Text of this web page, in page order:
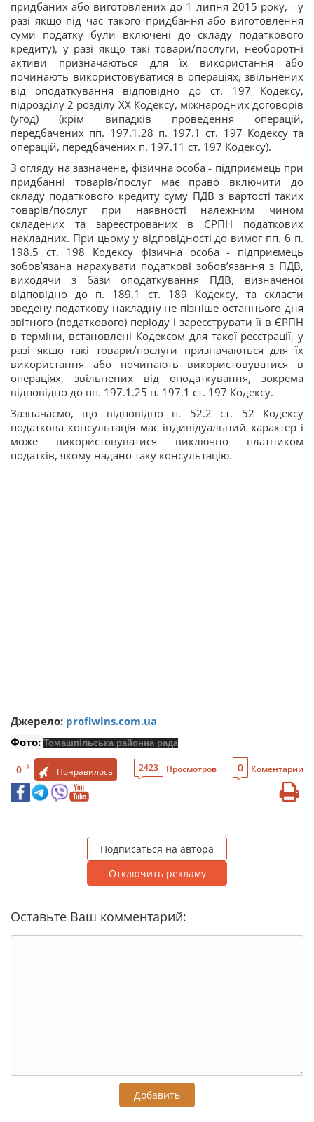
придбаних або виготовлених до 1 липня 2015 року, - у
разі якщо під час такого придбання або виготовлення
суми податку були включені до складу податкового
кредиту), у разі якщо такі товари/послуги, необоротні
активи призначаються для їх використання або
починають використовуватися в операціях, звільнених
від оподаткування відповідно до ст. 197 Кодексу,
підрозділу 2 розділу XX Кодексу, міжнародних договорів
(угод) (крім випадків проведення операцій,
передбачених пп. 197.1.28 п. 197.1 ст. 197 Кодексу та
операцій, передбачених п. 197.11 ст. 197 Кодексу).
З огляду на зазначене, фізична особа - підприємець при
придбанні товарів/послуг має право включити до
складу податкового кредиту суму ПДВ з вартості таких
товарів/послуг при наявності належним чином
складених та зареєстрованих в ЄРПН податкових
накладних. При цьому у відповідності до вимог пп. б п.
198.5 ст. 198 Кодексу фізична особа - підприємець
зобов’язана нарахувати податкові зобов’язання з ПДВ,
виходячи з бази оподаткування ПДВ, визначеної
відповідно до п. 189.1 ст. 189 Кодексу, та скласти
зведену податкову накладну не пізніше останнього дня
звітного (податкового) періоду і зареєструвати її в ЄРПН
в терміни, встановлені Кодексом для такої реєстрації, у
разі якщо такі товари/послуги призначаються для їх
використання або починають використовуватися в
операціях, звільнених від оподаткування, зокрема
відповідно до пп. 197.1.25 п. 197.1 ст. 197 Кодексу.
Зазначаємо, що відповідно п. 52.2 ст. 52 Кодексу
податкова консультація має індивідуальний характер і
може використовуватися виключно платником
податків, якому надано таку консультацію.
Джерело: profiwins.com.ua
Фото: Томашпільська районна рада
0 Понравилось 2423 Просмотров 0 Коментарии
Подписаться на автора
Отключить рекламу
Оставьте Ваш комментарий:
Добавить